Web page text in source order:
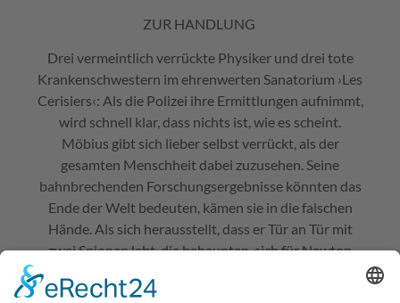
ZUR HANDLUNG
Drei vermeintlich verrückte Physiker und drei tote
Krankenschwestern im ehrenwerten Sanatorium ›Les
Cerisiers‹: Als die Polizei ihre Ermittlungen aufnimmt,
wird schnell klar, dass nichts ist, wie es scheint.
Möbius gibt sich lieber selbst verrückt, als der
gesamten Menschheit dabei zuzusehen. Seine
bahnbrechenden Forschungsergebnisse könnten das
Ende der Welt bedeuten, kämen sie in die falschen
Hände. Als sich herausstellt, dass er Tür an Tür mit
zwei Spionen lebt, die behaupten, sich für Newton
aufzufliegen … Friedrich Dürrenmatts schwarze